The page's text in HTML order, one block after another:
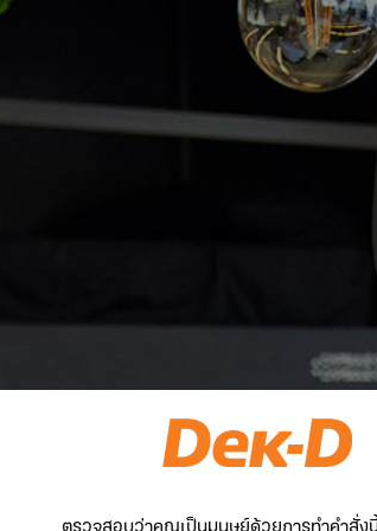
ตรวจสอบว่าคุณเป็นมนุษย์ด้วยการทำคำสั่ง